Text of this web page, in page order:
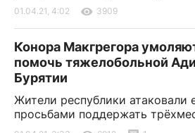
01.04.21, 4:02 3909
Конора Макгрегора
помочь тяжелобольной
Бурятии
Жители республики атаковали
просьбами поддержать